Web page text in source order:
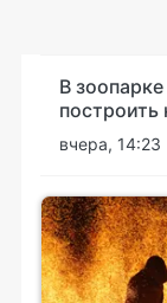
В
построить
вчера, 14:23